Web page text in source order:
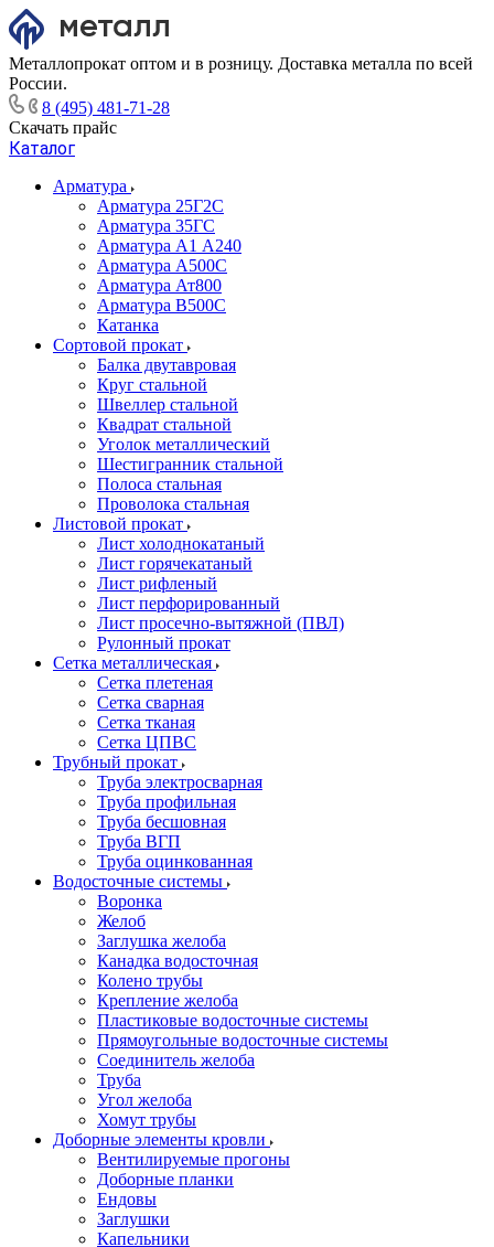
Металлопрокат оптом и в розницу. Доставка металла по всей
России.
8 (495) 481-71-28
Скачать прайс
Каталог
Арматура
Арматура 25Г2С
Арматура 35ГС
Арматура А1 А240
Арматура А500С
Арматура Ат800
Арматура В500С
Катанка
Сортовой прокат
Балка двутавровая
Круг стальной
Швеллер стальной
Квадрат стальной
Уголок металлический
Шестигранник стальной
Полоса стальная
Проволока стальная
Листовой прокат
Лист холоднокатаный
Лист горячекатаный
Лист рифленый
Лист перфорированный
Лист просечно-вытяжной (ПВЛ)
Рулонный прокат
Сетка металлическая
Сетка плетеная
Сетка сварная
Сетка тканая
Сетка ЦПВС
Трубный прокат
Труба электросварная
Труба профильная
Труба бесшовная
Труба ВГП
Труба оцинкованная
Водосточные системы
Воронка
Желоб
Заглушка желоба
Канадка водосточная
Колено трубы
Крепление желоба
Пластиковые водосточные системы
Прямоугольные водосточные системы
Соединитель желоба
Труба
Угол желоба
Хомут трубы
Доборные элементы кровли
Вентилируемые прогоны
Доборные планки
Ендовы
Заглушки
Капельники